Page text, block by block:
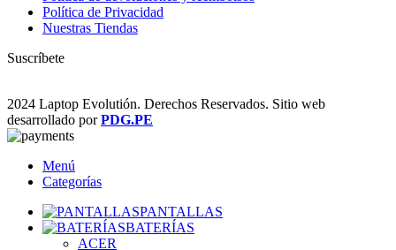
Política de Privacidad
Nuestras Tiendas
Suscríbete
2024 Laptop Evolutión. Derechos Reservados. Sitio web
desarrollado porPDG.PE
Menú
Categorías
PANTALLAS
BATERÍAS
ACER